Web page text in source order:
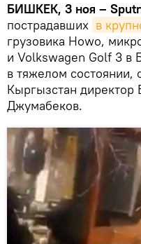
БИШКЕК, 3 ноя –
пострадавших в
грузовика Howo,
и Volkswagen Golf 3 в
в тяжелом
Кыргызстан
Джумабеков.